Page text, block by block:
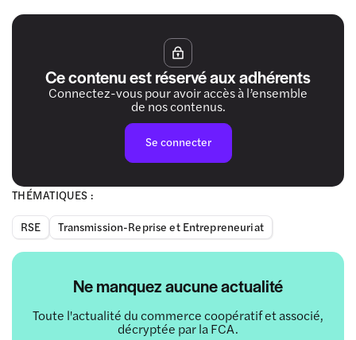
THÉMATIQUES :
RSE
Transmission-Reprise et Entrepreneuriat
Ne manquez aucune actualité
Toute l'actualité du commerce coopératif et associé,
décryptée par la FCA.
Ce contenu est réservé aux adhérents
Connectez-vous pour avoir accès à l’ensemble
de nos contenus.
Se connecter